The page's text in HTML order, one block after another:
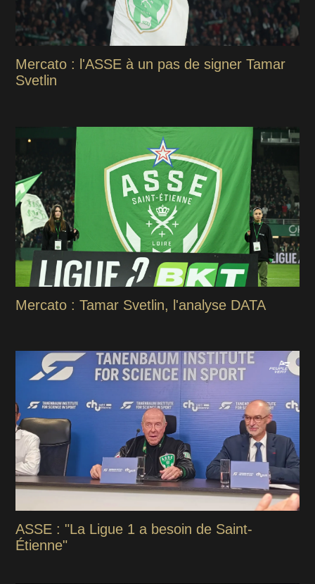
Mercato : l'ASSE à un pas de signer Tamar
Svetlin
Mercato : Tamar Svetlin, l'analyse DATA
ASSE : "La Ligue 1 a besoin de Saint-
Étienne"